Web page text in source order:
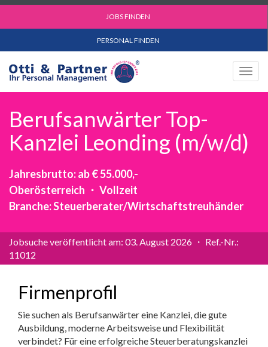
JOBS FINDEN
PERSONAL FINDEN
Berufsanwärter Top-
Kanzlei Leonding (m/w/d)
Jahresbrutto: ab € 55.000,-
Oberösterreich ・ Vollzeit
Branche: Steuerberater/Wirtschaftstreuhänder
Jobsuche veröffentlicht am: 03. August 2026 ・ Ref.-Nr.:
11012
Firmenprofil
Sie suchen als Berufsanwärter eine Kanzlei, die gute
Ausbildung, moderne Arbeitsweise und Flexibilität
verbindet? Für eine erfolgreiche Steuerberatungskanzlei